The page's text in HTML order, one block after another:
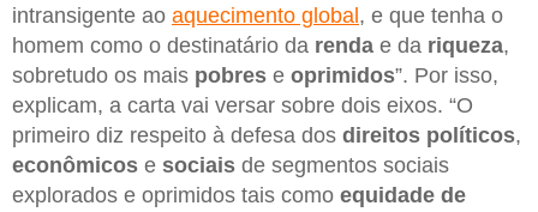
intransigente ao aquecimento global , e que tenha o
homem como o destinatário da renda e da riqueza,
sobretudo os mais pobres e oprimidos”. Por isso,
explicam, a carta vai versar sobre dois eixos. “O
primeiro diz respeito à defesa dos direitos políticos,
econômicos e sociais de segmentos sociais
explorados e oprimidos tais como equidade de